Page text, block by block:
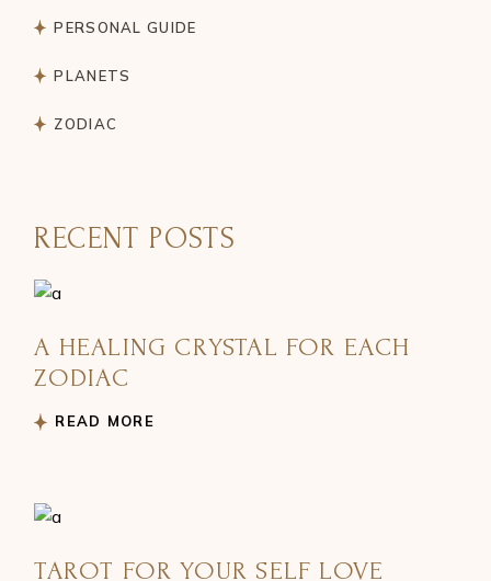
PERSONAL GUIDE
PLANETS
ZODIAC
RECENT POSTS
A HEALING CRYSTAL FOR EACH
ZODIAC
READ MORE
TAROT FOR YOUR SELF LOVE